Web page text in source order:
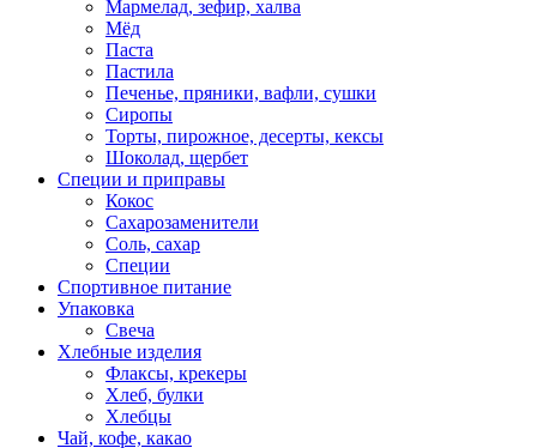
Мармелад, зефир, халва
Мёд
Паста
Пастила
Печенье, пряники, вафли, сушки
Сиропы
Торты, пирожное, десерты, кексы
Шоколад, щербет
Специи и приправы
Кокос
Сахарозаменители
Соль, сахар
Специи
Спортивное питание
Упаковка
Свеча
Хлебные изделия
Флаксы, крекеры
Хлеб, булки
Хлебцы
Чай, кофе, какао